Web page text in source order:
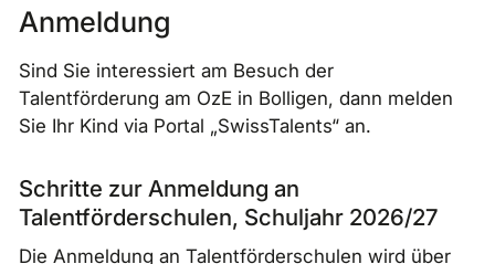
Anmeldung
Sind Sie interessiert am Besuch der
Talentförderung am OzE in Bolligen, dann melden
Sie Ihr Kind via Portal „SwissTalents“ an.
Schritte zur Anmeldung an
Talentförderschulen, Schuljahr 2026/27
Die Anmeldung an Talentförderschulen wird über